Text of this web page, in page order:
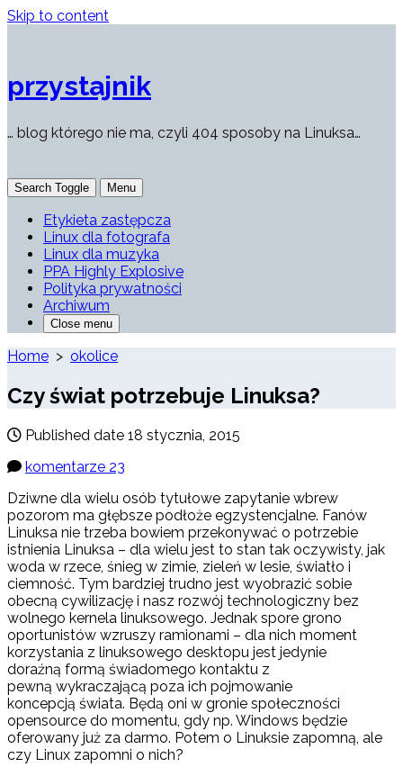
Skip to content
przystajnik
… blog którego nie ma, czyli 404 sposoby na Linuksa…
Search Toggle Menu
Etykieta zastępcza
Linux dla fotografa
Linux dla muzyka
PPA Highly Explosive
Polityka prywatności
Archiwum
Close menu
Home > okolice
Czy świat potrzebuje Linuksa?
Published date 18 stycznia, 2015
komentarze 23
Dziwne dla wielu osób tytułowe zapytanie wbrew
pozorom ma głębsze podłoże egzystencjalne. Fanów
Linuksa nie trzeba bowiem przekonywać o potrzebie
istnienia Linuksa – dla wielu jest to stan tak oczywisty, jak
woda w rzece, śnieg w zimie, zieleń w lesie, światło i
ciemność. Tym bardziej trudno jest wyobrazić sobie
obecną cywilizację i nasz rozwój technologiczny bez
wolnego kernela linuksowego. Jednak spore grono
oportunistów wzruszy ramionami – dla nich moment
korzystania z linuksowego desktopu jest jedynie
doraźną formą świadomego kontaktu z
pewną wykraczającą poza ich pojmowanie
koncepcją świata. Będą oni w gronie społeczności
opensource do momentu, gdy np. Windows będzie
oferowany już za darmo. Potem o Linuksie zapomną, ale
czy Linux zapomni o nich?